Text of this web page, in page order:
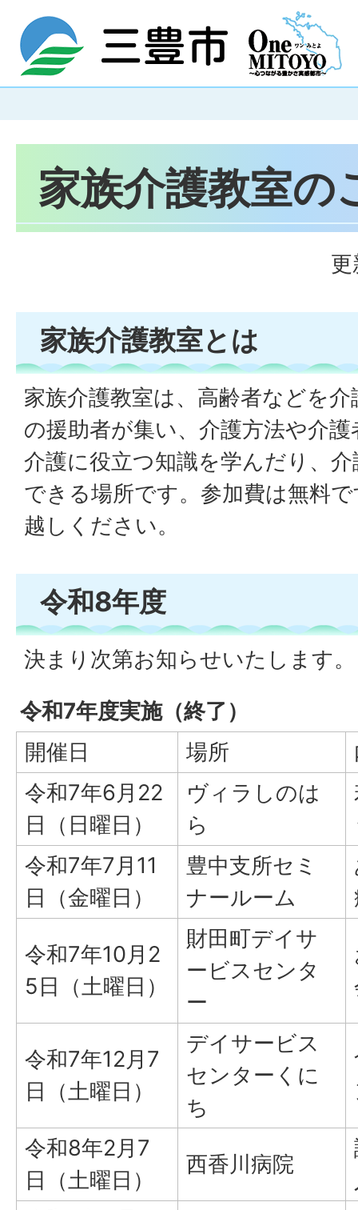
家族介護教室の
家族介護教室とは
家族介護教室は、高齢者などを
の援助者が集い、介護方法や介
介護に役立つ知識を学んだり、
できる場所です。参加費は無料
越しください。
令和8年度
決まり次第お知らせいたします。
令和7年度実施（終了）
開催日
場所
令和7年6月22
日（日曜日）
ヴィラしのは
ら
令和7年7月11
日（金曜日）
豊中支所セミ
ナールーム
令和7年10月2
5日（土曜日）
財田町デイサ
ービスセンタ
ー
令和7年12月7
日（土曜日）
デイサービス
センターくに
ち
令和8年2月7
日（土曜日）
西香川病院